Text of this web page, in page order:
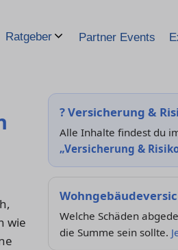
Ratgeber Partner Events
wie
?Versicherung &
Alle Inhalte findest du
„Versicherung &
Welche Schäden
die Summe sein sollte.